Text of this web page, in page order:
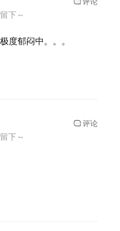
下～
度郁闷中。。。
下～
评论